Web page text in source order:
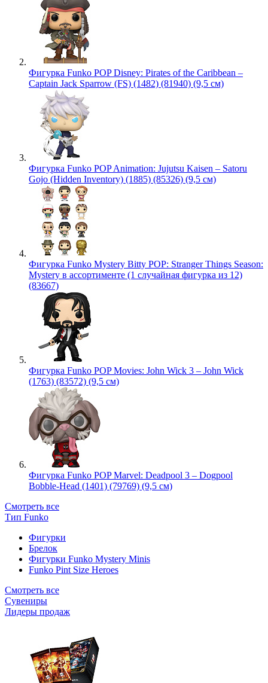
Фигурка Funko POP Disney: Pirates of the Caribbean –
Captain Jack Sparrow (FS) (1482) (81940) (9,5 см)
Фигурка Funko POP Animation: Jujutsu Kaisen – Satoru
Gojo (Hidden Inventory) (1885) (85326) (9,5 см)
Фигурка Funko Mystery Bitty POP: Stranger Things Season:
Mystery в ассортименте (1 случайная фигурка из 12)
(83667)
Фигурка Funko POP Movies: John Wick 3 – John Wick
(1763) (83572) (9,5 см)
Фигурка Funko POP Marvel: Deadpool 3 – Dogpool
Bobble-Head (1401) (79769) (9,5 см)
Смотреть все
Тип Funko
Фигурки
Брелок
Фигурки Funko Mystery Minis
Funko Pint Size Heroes
Смотреть все
Сувениры
Лидеры продаж